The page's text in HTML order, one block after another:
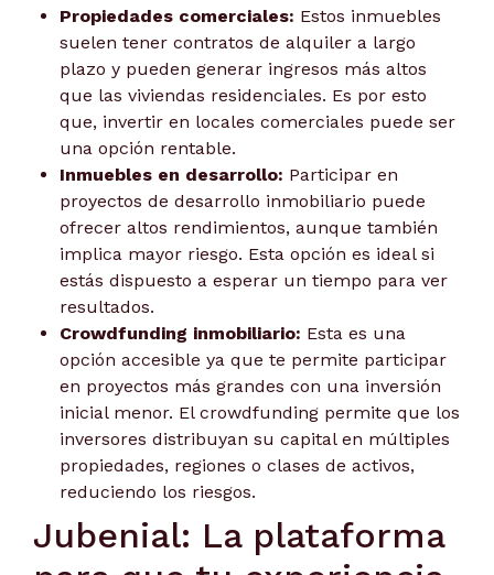
Propiedades comerciales: Estos inmuebles
suelen tener contratos de alquiler a largo
plazo y pueden generar ingresos más altos
que las viviendas residenciales. Es por esto
que, invertir en locales comerciales puede ser
una opción rentable.
Inmuebles en desarrollo: Participar en
proyectos de desarrollo inmobiliario puede
ofrecer altos rendimientos, aunque también
implica mayor riesgo. Esta opción es ideal si
estás dispuesto a esperar un tiempo para ver
resultados.
Crowdfunding inmobiliario: Esta es una
opción accesible ya que te permite participar
en proyectos más grandes con una inversión
inicial menor. El crowdfunding permite que los
inversores distribuyan su capital en múltiples
propiedades, regiones o clases de activos,
reduciendo los riesgos.
Jubenial: La plataforma